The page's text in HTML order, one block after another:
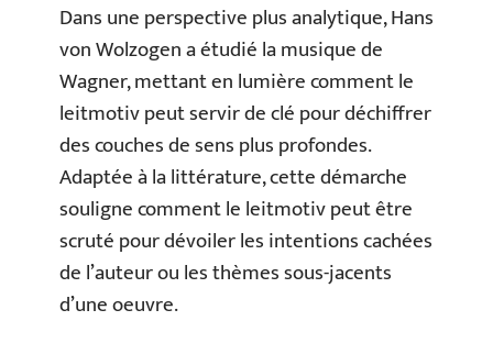
Dans une perspective plus analytique, Hans
von Wolzogen a étudié la musique de
Wagner, mettant en lumière comment le
leitmotiv peut servir de clé pour déchiffrer
des couches de sens plus profondes.
Adaptée à la littérature, cette démarche
souligne comment le leitmotiv peut être
scruté pour dévoiler les intentions cachées
de l’auteur ou les thèmes sous-jacents
d’une oeuvre.